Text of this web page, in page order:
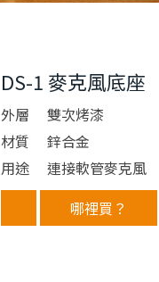
DS-1 麥克風底座
外層
雙次烤漆
材質
鋅合金
用途
連接軟管麥克風
哪裡買？